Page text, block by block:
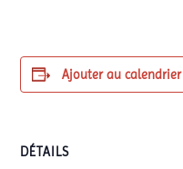
Ajouter au calendrier
DÉTAILS